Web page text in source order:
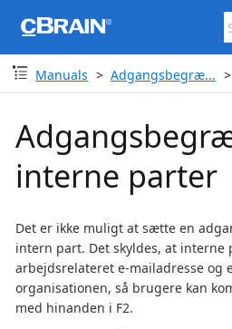
Manuals Adgangsbegræ...
interne parter
Det er ikke muligt at sætte en
intern part. Det skyldes, at
arbejdsrelateret e-mailadresse og
organisationen, så brugere kan
med hinanden i F2.